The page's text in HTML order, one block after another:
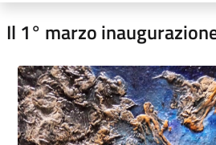
Il 1° marzo